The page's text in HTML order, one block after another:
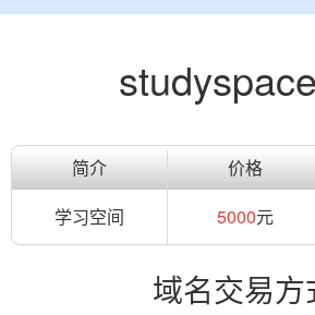
简介 价格
学习空间
5000元
域名交易方